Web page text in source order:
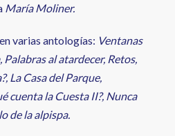
María Moliner.
varias antologías: Ventanas
al atardecer, Retos,
La Casa del Parque,
cuenta la Cuesta II?, Nunca
de la alpispa.